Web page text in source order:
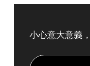
小心意大意義